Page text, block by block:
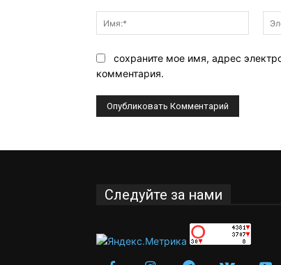
Имя:*
сохраните мое имя, адрес
комментария.
Следуйте за нами